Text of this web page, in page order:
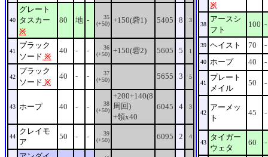
40
グレート
タスカー
※
80 地 -
35
(+50) +150(砦1) 5405 8 3
41
プラック
ソード ※
40 - -
36
(+50) +150(砦2) 5605 5 1
42
プラック
ソード ※
40 - -
37
(+50)
5655 3 5
43 ホープ 40 - -
38
(+50)
+200+140(8
周回)
+領x40
6045 4 3
44
クレイモ
ア
50 - -
39
(+50)
6095 2 4
※
38
アースシ
フト
100 -
39 ヘイスト 70 -
40 ホープ 40 -
41
プレート
メイル
50 -
42
アーメッ
ト
45 -
43
タイガー
ウェタ
60 -